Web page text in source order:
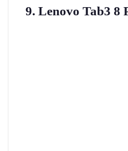
9. Lenovo Tab3 8